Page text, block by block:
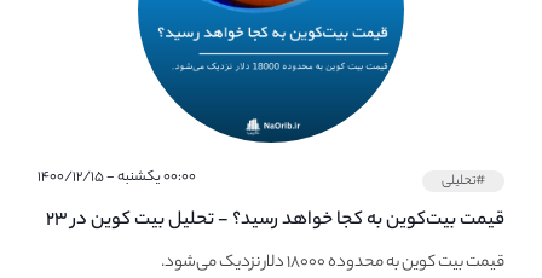
#تحلیلی ۰۰:۰۰ یکشنبه - ۱۴۰۰/۱۲/۱۵
قیمت بیت‌کوین به کجا خواهد رسید؟ - تحلیل بیت کوین در ۲۳
مهر ماه
قیمت بیت کوین به محدوده ۱۸۰۰۰ دلار نزدیک می‌شود.